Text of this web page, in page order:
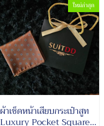
ใหม่ล่าสุด
ผ้าเช็ดหน้าเสียบกระเป๋าสูท
Luxury Pocket Square